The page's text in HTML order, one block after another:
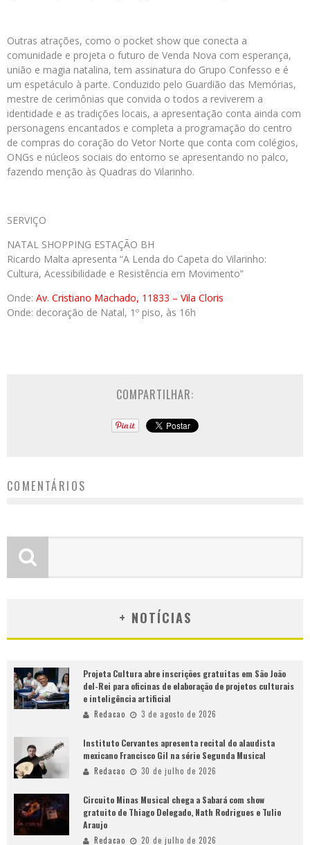
Outras atrações, como o pocket show que conecta a
comunidade e projeta o futuro de Venda Nova com esperança,
união e magia natalina, tem assinatura do Grupo Confesso e é
um espetáculo à parte. Conduzido pelo Guardião das Memórias,
mestre de cerimônias que convida o todos a reviverem a
identidade e as tradições locais, a apresentação conta ainda com
personagens encantados e completa a programação do centro
de compras do coração do Vetor Norte que conta com colégios,
ONGs e núcleos sociais do entorno se apresentando no palco,
fazendo menção às Quadras do Vilarinho.
SERVIÇO
NATAL SHOPPING ESTAÇÃO BH
Ricardo Malta apresenta “A Lenda do Capeta do Vilarinho:
Cultura, Acessibilidade e Resistência em Movimento”
Onde: Av. Cristiano Machado, 11833 – Vila Cloris
Onde: decoração de Natal, 1º piso, às 16h
COMPARTILHAR:
COMENTÁRIOS
+ NOTÍCIAS
Projeta Cultura abre inscrições gratuitas em São João
del-Rei para oficinas de elaboração de projetos culturais
e inteligência artificial
Redacao 3 de agosto de 2026
Instituto Cervantes apresenta recital do alaudista
mexicano Francisco Gil na série Segunda Musical
Redacao 30 de julho de 2026
Circuito Minas Musical chega a Sabará com show
gratuito de Thiago Delegado, Nath Rodrigues e Tulio
Araujo
Redacao 20 de julho de 2026